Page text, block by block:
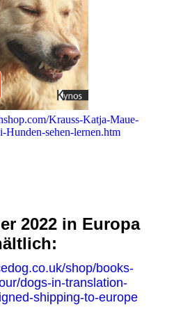
Krauss-Katja-Maue-
Hunden-sehen-lernen.htm
2022 in Europa
shop/books-
dogs-in-translation-
shipping-to-europe